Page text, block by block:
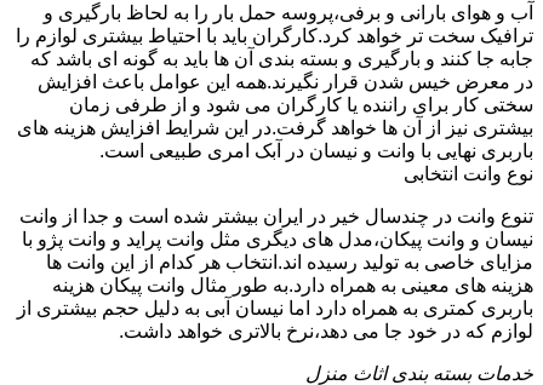
آب و هوای بارانی و برفی،پروسه حمل بار را به لحاظ بارگیری و
ترافیک سخت تر خواهد کرد.کارگران باید با احتیاط بیشتری لوازم را
جابه جا کنند و بارگیری و بسته بندی آن ها باید به گونه ای باشد که
در معرض خیس شدن قرار نگیرند.همه این عوامل باعث افزایش
سختی کار برای راننده یا کارگران می شود و از طرفی زمان
بیشتری نیز از آن ها خواهد گرفت.در این شرایط افزایش هزینه های
باربری نهایی با وانت و نیسان در آبک امری طبیعی است.
نوع وانت انتخابی
تنوع وانت در چندسال خیر در ایران بیشتر شده است و جدا از وانت
نیسان و وانت پیکان،مدل های دیگری مثل وانت پراید و وانت پژو با
مزایای خاصی به تولید رسیده اند.انتخاب هر کدام از این وانت ها
هزینه های معینی به همراه دارد.به طور مثال وانت پیکان هزینه
باربری کمتری به همراه دارد اما نیسان آبی به دلیل حجم بیشتری از
لوازم که در خود جا می دهد،نرخ بالاتری خواهد داشت.
خدمات بسته بندی اثاث منزل